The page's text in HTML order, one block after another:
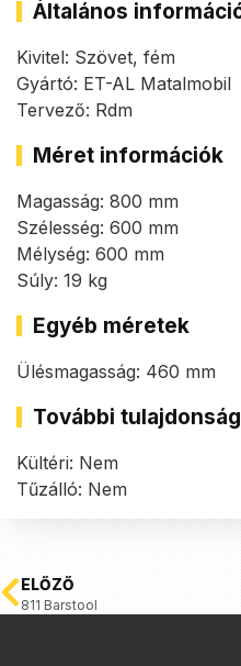
Általános
Kivitel: Szövet, fém
Gyártó: ET-AL Matalmobil
Tervező: Rdm
Méret információk
Magasság: 800 mm
Szélesség: 600 mm
Mélység: 600 mm
Súly: 19 kg
Egyéb méretek
Ülésmagasság: 460 mm
További
Kültéri: Nem
Tűzálló: Nem
ELŐZŐ
811 Barstool